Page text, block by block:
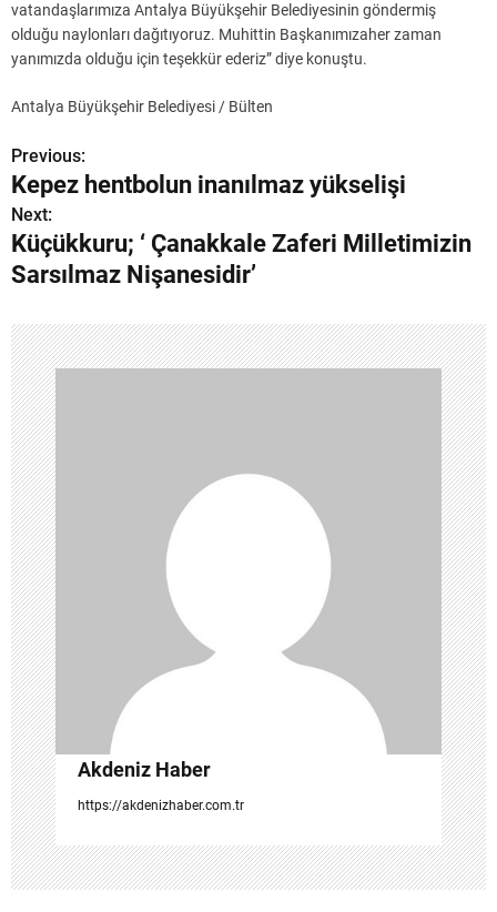
vatandaşlarımıza Antalya Büyükşehir Belediyesinin göndermiş
olduğu naylonları dağıtıyoruz. Muhittin Başkanımızaher zaman
yanımızda olduğu için teşekkür ederiz” diye konuştu.
Antalya Büyükşehir Belediyesi / Bülten
Y
a
z
ı
g
e
z
i
n
m
e
s
i
Previous:
Kepez hentbolun inanılmaz yükselişi
Next:
Küçükkuru; ‘ Çanakkale Zaferi Milletimizin
Sarsılmaz Nişanesidir’
Akdeniz Haber
https://akdenizhaber.com.tr